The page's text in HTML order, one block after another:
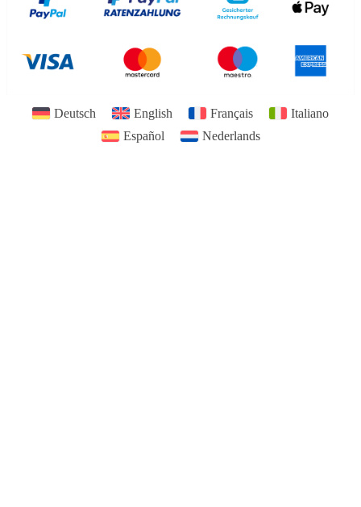
Deutsch English Français
Italiano
Español
Nederlands